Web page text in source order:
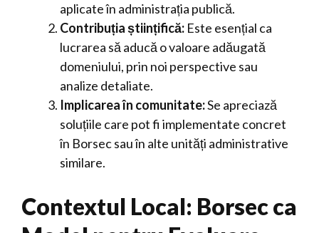
aplicate în administrația publică.
Contribuția științifică: Este esențial ca
lucrarea să aducă o valoare adăugată
domeniului, prin noi perspective sau
analize detaliate.
Implicarea în comunitate:Se apreciază
soluțiile care pot fi implementate concret
în Borsec sau în alte unități administrative
similare.
Contextul Local: Borsec ca